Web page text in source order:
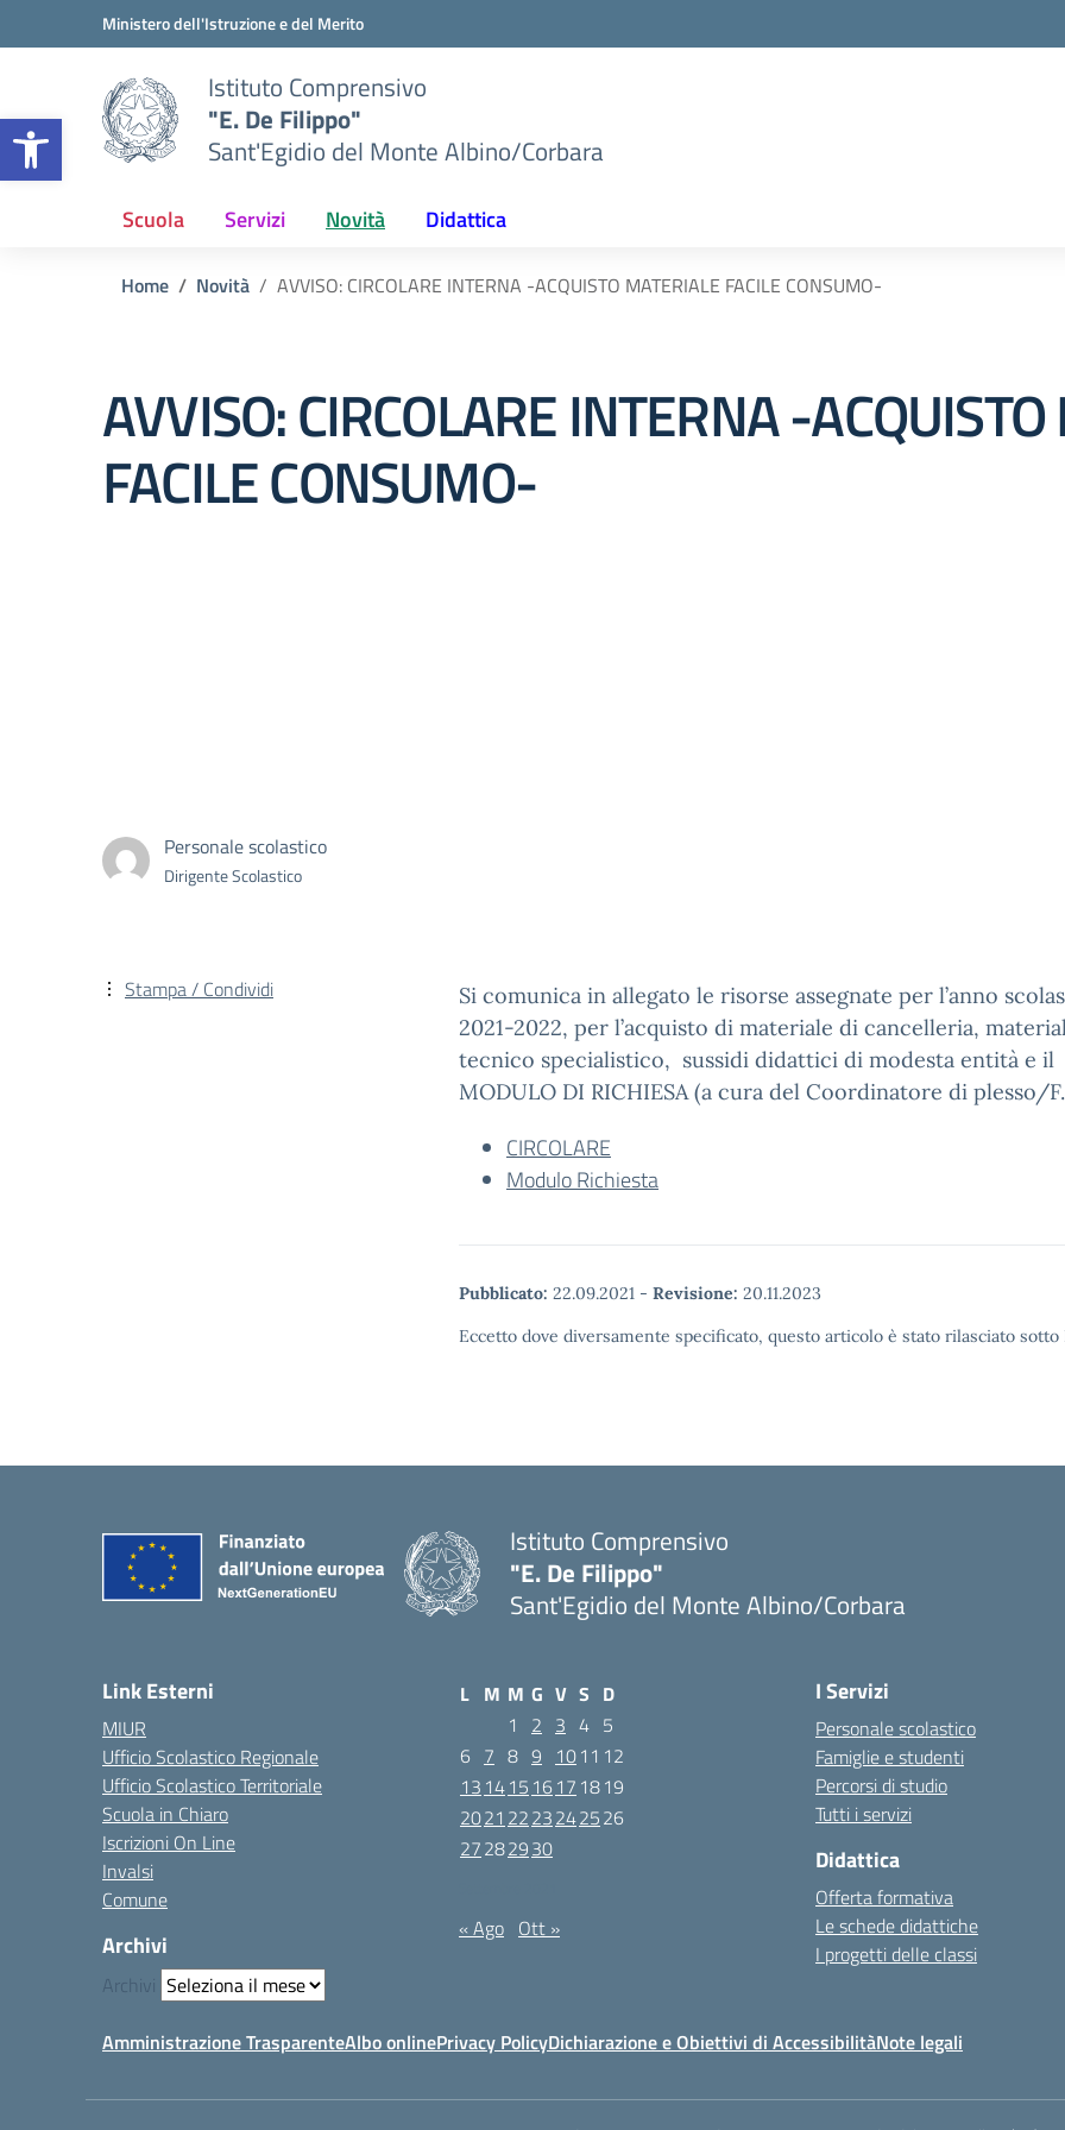
Apri la barra degli strumenti
Vai ai contenuti
Vai al menu di navigazioneMinistero dell'Istruzione e del Merito
Istituto Comprensivo
"E. De Filippo"
Sant'Egidio del Monte Albino/Corbara
Scuola Servizi Novità Didattica
Home Novità AVVISO: CIRCOLARE INTERNA -ACQUISTO MATERIALE FACILE CONSUMO-
AVVISO: CIRCOLARE INTERNA -
FACILE CONSUMO-
Personale scolastico
Dirigente Scolastico
Si comunica in allegato le risorse assegnate per l’anno
2021-2022, per l’acquisto di materiale di cancelleria,
tecnico specialistico, sussidi didattici di modesta entità e il
MODULO DI RICHIESA (a cura del Coordinatore di plesso/
CIRCOLARE
Modulo Richiesta
Pubblicato: 22.09.2021 - Revisione: 20.11.2023
Eccetto dove diversamente specificato, questo articolo è stato rilasciato
Stampa / Condividi
Istituto Comprensivo
"E. De Filippo"
Sant'Egidio del Monte Albino/Corbara
Link Esterni
MIUR
Ufficio Scolastico Regionale
Ufficio Scolastico Territoriale
Scuola in Chiaro
Iscrizioni On Line
Invalsi
Comune
Archivi
Archivi
L M M G V S D
1
2 3 4 5
6 7 8 9 1011 12
13 1415 1617 1819
2021 2223242526
27282930
« Ago Ott »
I Servizi
Personale scolastico
Famiglie e studenti
Percorsi di studio
Tutti i servizi
Didattica
Offerta formativa
Le schede didattiche
I progetti delle classi
Amministrazione TrasparenteAlbo onlinePrivacy PolicyDichiarazione e Obiettivi di AccessibilitàNote legali